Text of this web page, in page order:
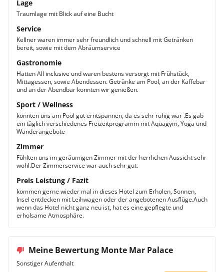
Lage
Traumlage mit Blick auf eine Bucht
Service
Kellner waren immer sehr freundlich und schnell mit Getränken
bereit, sowie mit dem Abräumservice
Gastronomie
Hatten All inclusive und waren bestens versorgt mit Frühstück,
Mittagessen, sowie Abendessen. Getränke am Pool, an der Kaffebar
und an der Abendbar konnten wir genießen.
Sport / Wellness
konnten uns am Pool gut erntspannen, da es sehr ruhig war .Es gab
ein täglich verschiedenes Freizeitprogramm mit Aquagym, Yoga und
Wanderangebote
Zimmer
Fühlten uns im geräumigen Zimmer mit der herrlichen Aussicht sehr
wohl.Der Zimmerservice war auch sehr gut.
Preis Leistung / Fazit
kommen gerne wieder mal in dieses Hotel zum Erholen, Sonnen,
Insel entdecken mit Leihwagen oder der angebotenen Ausflüge.Auch
wenn das Hotel nicht ganz neu ist, hat es eine gepflegte und
erholsame Atmosphäre.
Meine Bewertung Monte Mar Palace
Sonstiger Aufenthalt